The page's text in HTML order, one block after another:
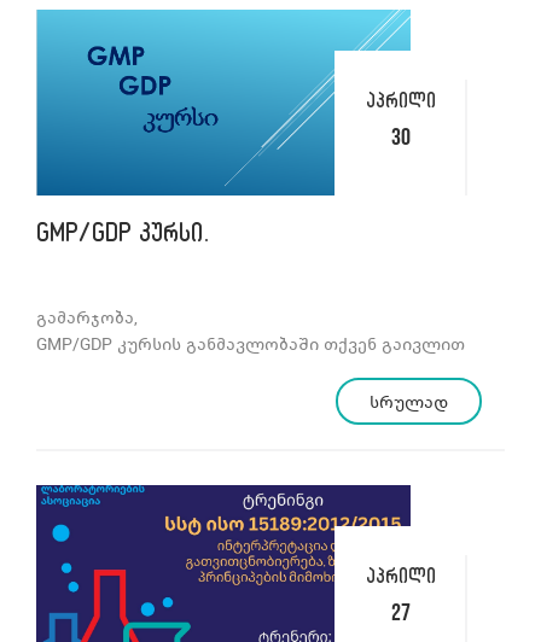
აპრილი
30
GMP/GDP კურსი.
გამარჯობა,
GMP/GDP კურსის განმავლობაში თქვენ გაივლით
პრინციპები, საკვანძო პერსონალი, ხარისხის
მენეჯმენტის სისტემის განვითარება,
ხარისხის კონტროლის პროცესები, ბაზრიდან
გამოხმობა, GMP და GDP ფარმაცევტული
ხარისხის სისტემის ელემენტები,
თვითინპექტირება, ხარისხის რისკის მართვის
სისტემა,
პროგრამა CAPA, GMP საინჟინრო მოთხოვნები,
სრულად
აპრილი
27